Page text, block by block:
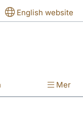
English website
Mer